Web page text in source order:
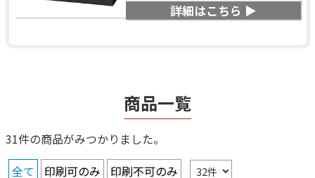
詳細はこちら ▶
商品一覧
31件の商品がみつかりました。
全て
印刷可のみ 印刷不可のみ